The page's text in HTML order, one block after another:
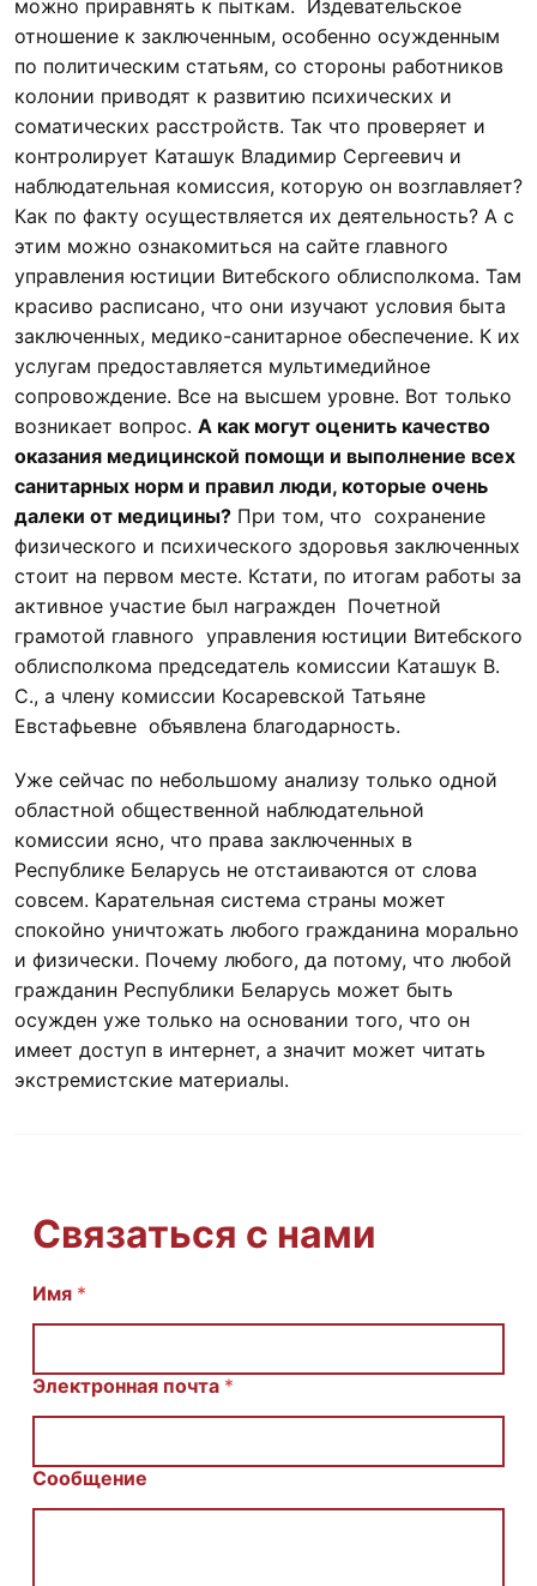
можно приравнять к пыткам. Издевательское
отношение к заключенным, особенно осужденным
по политическим статьям, со стороны работников
колонии приводят к развитию психических и
соматических расстройств. Так что проверяет и
контролирует Каташук Владимир Сергеевич и
наблюдательная комиссия, которую он возглавляет?
Как по факту осуществляется их деятельность? А с
этим можно ознакомиться на сайте главного
управления юстиции Витебского облисполкома. Там
красиво расписано, что они изучают условия быта
заключенных, медико-санитарное обеспечение. К их
услугам предоставляется мультимедийное
сопровождение. Все на высшем уровне. Вот только
возникает вопрос. А как могут оценить качество
оказания медицинской помощи и выполнение всех
санитарных норм и правил люди, которые очень
далеки от медицины? При том, что сохранение
физического и психического здоровья заключенных
стоит на первом месте. Кстати, по итогам работы за
активное участие был награжден Почетной
грамотой главного управления юстиции Витебского
облисполкома председатель комиссии Каташук В.
С., а члену комиссии Косаревской Татьяне
Евстафьевне объявлена благодарность.
Уже сейчас по небольшому анализу только одной
областной общественной наблюдательной
комиссии ясно, что права заключенных в
Республике Беларусь не отстаиваются от слова
совсем. Карательная система страны может
спокойно уничтожать любого гражданина морально
и физически. Почему любого, да потому, что любой
гражданин Республики Беларусь может быть
осужден уже только на основании того, что он
имеет доступ в интернет, а значит может читать
экстремистские материалы.
Связаться с нами
Имя *
E
l
б
Электронная почта *
Сообщение